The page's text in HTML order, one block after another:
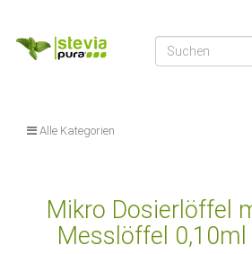
Alle Kategorien
Mikro Dosierlöffel
Messlöffel